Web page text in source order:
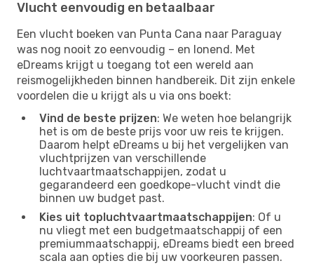
Vlucht eenvoudig en betaalbaar
Een vlucht boeken van Punta Cana naar Paraguay
was nog nooit zo eenvoudig – en lonend. Met
eDreams krijgt u toegang tot een wereld aan
reismogelijkheden binnen handbereik. Dit zijn enkele
voordelen die u krijgt als u via ons boekt:
Vind de beste prijzen: We weten hoe belangrijk
het is om de beste prijs voor uw reis te krijgen.
Daarom helpt eDreams u bij het vergelijken van
vluchtprijzen van verschillende
luchtvaartmaatschappijen, zodat u
gegarandeerd een goedkope-vlucht vindt die
binnen uw budget past.
Kies uit topluchtvaartmaatschappijen: Of u
nu vliegt met een budgetmaatschappij of een
premiummaatschappij, eDreams biedt een breed
scala aan opties die bij uw voorkeuren passen.